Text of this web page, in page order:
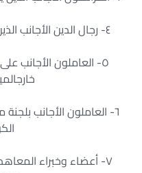
٤- رجال الدين الأجانب الذين يمارسون نشاطهم بدون أجر .
٥- العاملون الأجانب
٦- العاملون الأجانب
٧- أعضاء وخبراء